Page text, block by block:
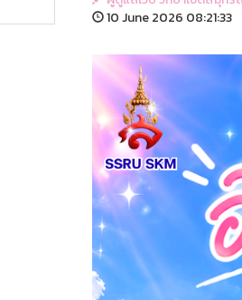
10 June 2026 08:21:33